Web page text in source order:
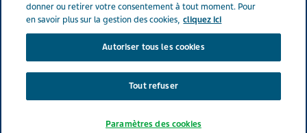
Search
donner ou retirer votre consentement à tout moment. Pour
en savoir plus sur la gestion des cookies, cliquez ici
Autoriser tous les cookies
Tout refuser
Paramètres des cookies